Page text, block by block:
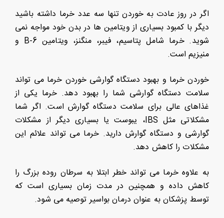
اگر در روز عادت به خوردن تنها سه عدد خرما داشته باشید
دیگر با کمبود بسیاری از ویتامین ها در بدن خود مواجه نمی
شوید. خرما شامل پتاسیم، فیبر، منگنز، ویتامین B-6 و
منیزیم است.
خوردن خرما و بهبود دستگاه گوارشی خوردن خرما می تواند
سلامت دستگاه گوارشی شما را بهبود دهد. خرما یکی از
غذاهای عالی برای سلامت دستگاه گوارش است. اگر شما
مشکلاتی مثل IBS، یبوست یا بسیاری دیگر از مشکلات
گوارشی و دستگاه گوارش دارید. خرما می تواند علائم این
مشکلات را کاهش دهد.
به علاوه خرما می تواند خطر ابتلا به سرطان روده بزرگ را
کاهش داده و همچنین در مدت زمان بسیاری است که
توسط پزشکان به عنوان درمان بواسیر توصیه می شود.